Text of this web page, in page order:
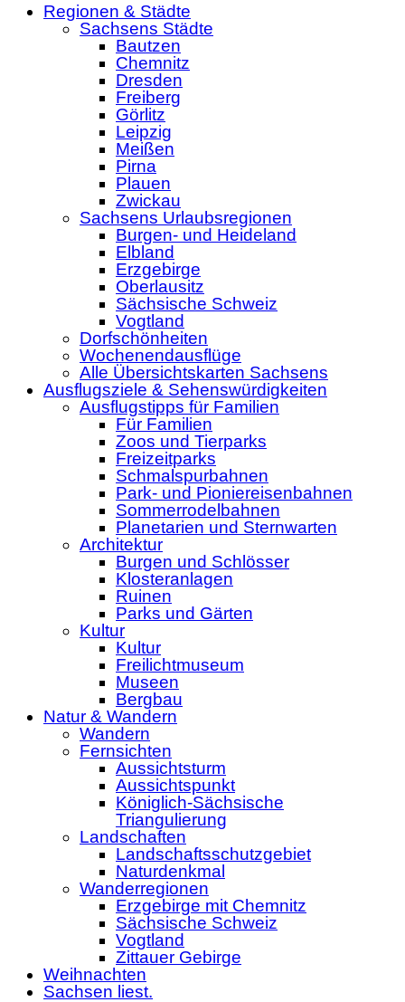
Regionen & Städte
Sachsens Städte
Bautzen
Chemnitz
Dresden
Freiberg
Görlitz
Leipzig
Meißen
Pirna
Plauen
Zwickau
Sachsens Urlaubsregionen
Burgen- und Heideland
Elbland
Erzgebirge
Oberlausitz
Sächsische Schweiz
Vogtland
Dorfschönheiten
Wochenendausflüge
Alle Übersichtskarten Sachsens
Ausflugsziele & Sehenswürdigkeiten
Ausflugstipps für Familien
Für Familien
Zoos und Tierparks
Freizeitparks
Schmalspurbahnen
Park- und Pioniereisenbahnen
Sommerrodelbahnen
Planetarien und Sternwarten
Architektur
Burgen und Schlösser
Klosteranlagen
Ruinen
Parks und Gärten
Kultur
Kultur
Freilichtmuseum
Museen
Bergbau
Natur & Wandern
Wandern
Fernsichten
Aussichtsturm
Aussichtspunkt
Königlich-Sächsische
Triangulierung
Landschaften
Landschaftsschutzgebiet
Naturdenkmal
Wanderregionen
Erzgebirge mit Chemnitz
Sächsische Schweiz
Vogtland
Zittauer Gebirge
Weihnachten
Sachsen liest.